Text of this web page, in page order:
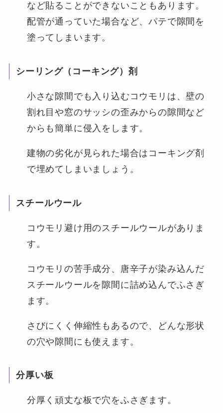
など貼ることができないこともあります。
配管が通っていた場合など、パテで隙間を
塗ってしまいます。
シーリング（コーキング）剤
小さな隙間でも入り込むコウモリは、壁の
割れ目や窓のサッシの歪みからの隙間など
からも簡単に侵入をします。
建物の劣化が見られた場合はコーキング剤
で埋めてしまいましょう。
スチールウール
コウモリ避け用のスチールウールがありま
す。
コウモリの苦手成分、唐辛子が染み込んだ
スチールウールを隙間に詰め込んでふさぎ
ます。
さびにくく伸縮性もあるので、どんな形状
の穴や隙間にも使えます。
分厚い板
分厚く頑丈な板で穴をふさぎます。